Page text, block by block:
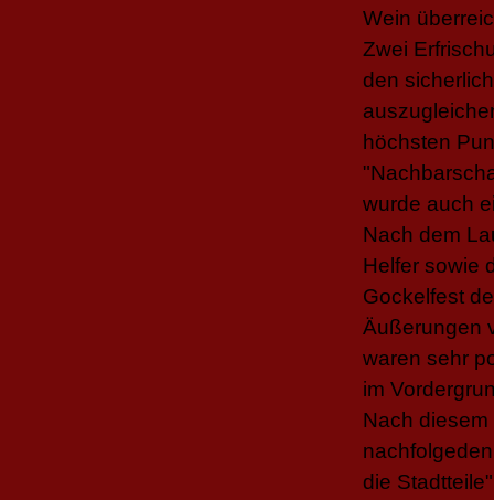
Wein
Zwei
den
höchsten
wurde auch
Nach dem
Helfer sowie
Gockelfest
Äußerungen
waren sehr
im
Nach
die